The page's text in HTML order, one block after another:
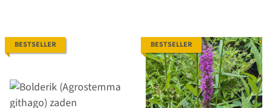
BESTSELLER BESTSELLER